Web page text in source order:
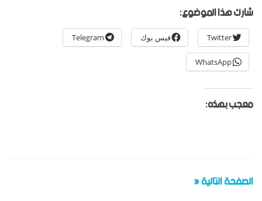
شارك هذا الموضوع:
Twitter فيس بوك Telegram
WhatsApp
معجب بهذه:
الصفحة التالية «